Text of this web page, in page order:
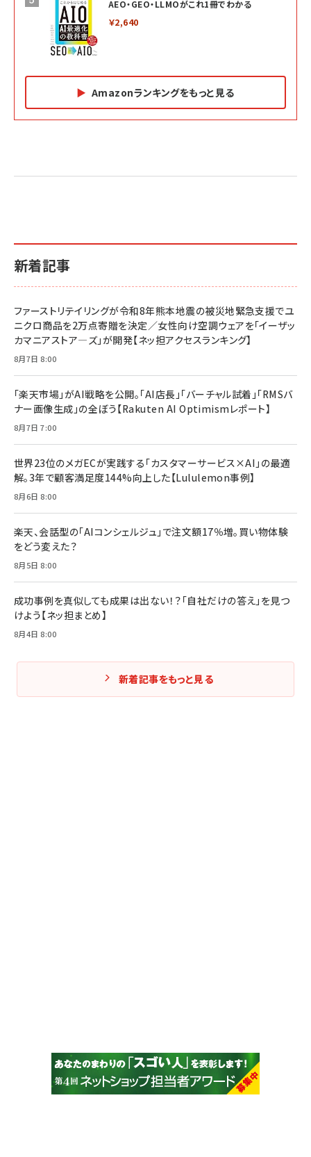
AEO・GEO・LLMOがこれ1冊でわかる
￥2,640
Amazonランキングをもっと見る
2億円を売り上げたプロが教える note×AI 最強の
小さな会社は戦略が9割
￥1,815
マーケティングの真実 P&G・グリコで学んだ失敗
￥2,200
anan(アンアン)2026/07/01号 No.2501[魅せる
anan(アンアン)2026/06/24号 No.2500増刊
anan(アンアン)2026/07/08号 No.2502[2026
年後半、あなたの恋と運命／山田涼介]
￥880
ママ投資家が育休中に１億貯めた株式投資
￥1,870
￥1,980
ベインキャピタル 企業価値向上力の秘密
ルな本質」
￥2,750
フィードバック経営 「沈黙の組織」から「高め合う
Amazonランキングをもっと見る
新着記事
ファーストリテイリングが令和8年熊本地震の被災地緊急支援でユ
ニクロ商品を2万点寄贈を決定／女性向け空調ウェアを「イーザッ
カマニアストア―ズ」が開発【ネッ担アクセスランキング】
8月7日 8:00
「楽天市場」がAI戦略を公開。「AI店長」「バーチャル試着」「RMSバ
ナー画像生成」の全ぼう【Rakuten AI Optimismレポート】
8月7日 7:00
世界23位のメガECが実践する「カスタマーサービス×AI」の最適
解。3年で顧客満足度144%向上した【Lululemon事例】
8月6日 8:00
楽天、会話型の「AIコンシェルジュ」で注文額17％増。買い物体験
をどう変えた？
8月5日 8:00
成功事例を真似しても成果は出ない！？「自社だけの答え」を見つ
けよう【ネッ担まとめ】
8月4日 8:00
新着記事をもっと見る